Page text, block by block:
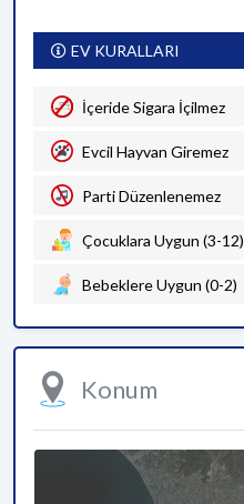
EV KURALLARI
İçeride Sigara İçilmez
Evcil Hayvan Giremez
Parti Düzenlenemez
Çocuklara Uygun (3-12)
Bebeklere Uygun (0-2)
Konum